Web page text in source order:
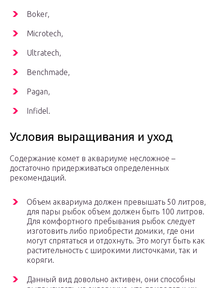
Boker,
Microtech,
Ultratech,
Benchmade,
Pagan,
Infidel.
Условия выращивания и уход
Содержание комет в аквариуме несложное –
достаточно придерживаться определенных
рекомендаций.
Объем аквариума должен превышать 50 литров,
для пары рыбок объем должен быть 100 литров.
Для комфортного пребывания рыбок следует
изготовить либо приобрести домики, где они
могут спрятаться и отдохнуть. Это могут быть как
растительность с широкими листочками, так и
коряги.
Данный вид довольно активен, они способны